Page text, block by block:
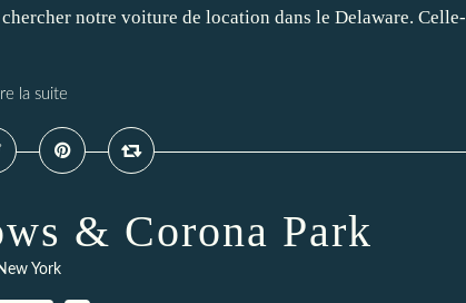
notre voiture de location dans le Delaware. Celle-
la suite
& Corona Park
York